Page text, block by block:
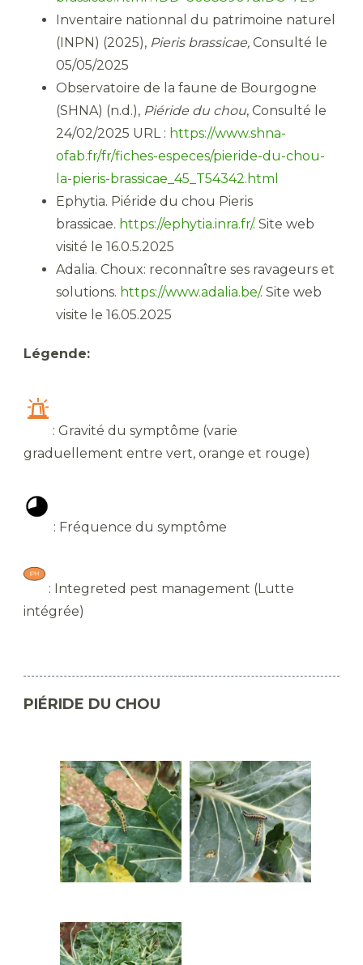
Inventaire nationnal du patrimoine naturel
(INPN) (2025), Pieris brassicae, Consulté le
05/05/2025
Observatoire de la faune de Bourgogne
(SHNA) (n.d.), Piéride du chou, Consulté le
24/02/2025 URL : https://www.shna-
ofab.fr/fr/fiches-especes/pieride-du-chou-
la-pieris-brassicae_45_T54342.html
Ephytia. Piéride du chou Pieris
brassicae. https://ephytia.inra.fr/. Site web
visité le 16.0.5.2025
Adalia. Choux: reconnaître ses ravageurs et
solutions. https://www.adalia.be/. Site web
visite le 16.05.2025
Légende:
: Gravité du symptôme (varie
graduellement entre vert, orange et rouge)
: Fréquence du symptôme
: Integreted pest management (Lutte
intégrée)
PIÉRIDE DU CHOU